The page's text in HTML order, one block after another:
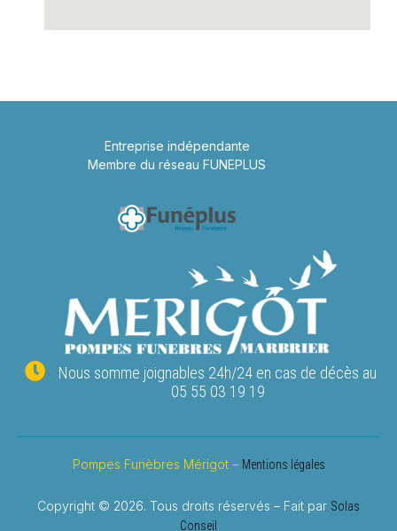
Entreprise indépendante
Membre du réseau FUNEPLUS
Nous somme joignables 24h/24 en cas de décès au
05 55 03 19 19
Pompes Funèbres Mérigot – Mentions légales
Copyright © 2026. Tous droits réservés – Fait par Solas
Conseil